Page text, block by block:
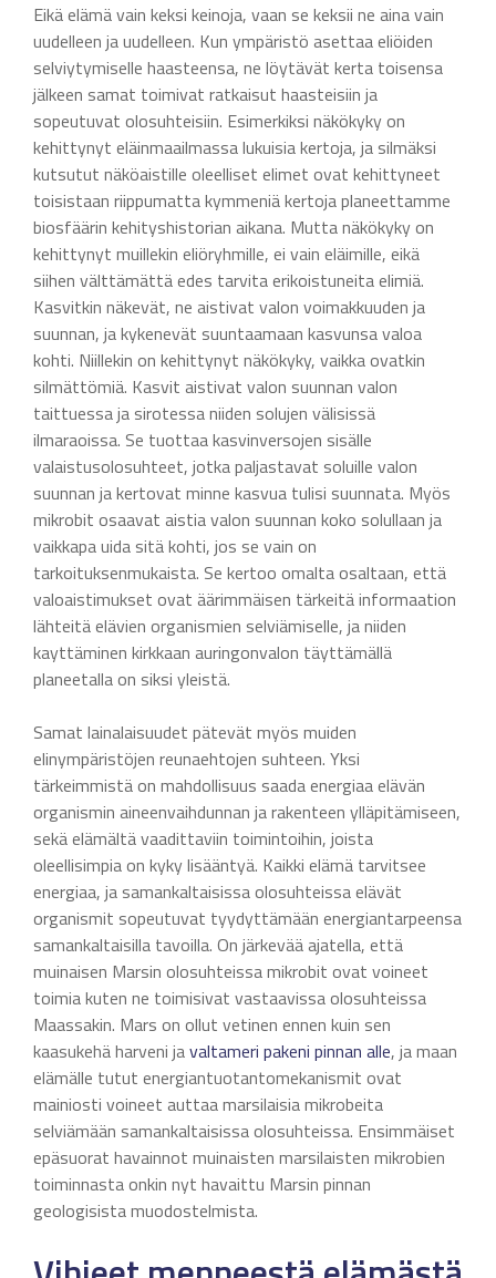
Eikä elämä vain keksi keinoja, vaan se keksii ne aina vain
uudelleen ja uudelleen. Kun ympäristö asettaa eliöiden
selviytymiselle haasteensa, ne löytävät kerta toisensa
jälkeen samat toimivat ratkaisut haasteisiin ja
sopeutuvat olosuhteisiin. Esimerkiksi näkökyky on
kehittynyt eläinmaailmassa lukuisia kertoja, ja silmäksi
kutsutut näköaistille oleelliset elimet ovat kehittyneet
toisistaan riippumatta kymmeniä kertoja planeettamme
biosfäärin kehityshistorian aikana. Mutta näkökyky on
kehittynyt muillekin eliöryhmille, ei vain eläimille, eikä
siihen välttämättä edes tarvita erikoistuneita elimiä.
Kasvitkin näkevät, ne aistivat valon voimakkuuden ja
suunnan, ja kykenevät suuntaamaan kasvunsa valoa
kohti. Niillekin on kehittynyt näkökyky, vaikka ovatkin
silmättömiä. Kasvit aistivat valon suunnan valon
taittuessa ja sirotessa niiden solujen välisissä
ilmaraoissa. Se tuottaa kasvinversojen sisälle
valaistusolosuhteet, jotka paljastavat soluille valon
suunnan ja kertovat minne kasvua tulisi suunnata. Myös
mikrobit osaavat aistia valon suunnan koko solullaan ja
vaikkapa uida sitä kohti, jos se vain on
tarkoituksenmukaista. Se kertoo omalta osaltaan, että
valoaistimukset ovat äärimmäisen tärkeitä informaation
lähteitä elävien organismien selviämiselle, ja niiden
kayttäminen kirkkaan auringonvalon täyttämällä
planeetalla on siksi yleistä.
Samat lainalaisuudet pätevät myös muiden
elinympäristöjen reunaehtojen suhteen. Yksi
tärkeimmistä on mahdollisuus saada energiaa elävän
organismin aineenvaihdunnan ja rakenteen ylläpitämiseen,
sekä elämältä vaadittaviin toimintoihin, joista
oleellisimpia on kyky lisääntyä. Kaikki elämä tarvitsee
energiaa, ja samankaltaisissa olosuhteissa elävät
organismit sopeutuvat tyydyttämään energiantarpeensa
samankaltaisilla tavoilla. On järkevää ajatella, että
muinaisen Marsin olosuhteissa mikrobit ovat voineet
toimia kuten ne toimisivat vastaavissa olosuhteissa
Maassakin. Mars on ollut vetinen ennen kuin sen
kaasukehä harveni javaltameri pakeni pinnan alle, ja maan
elämälle tutut energiantuotantomekanismit ovat
mainiosti voineet auttaa marsilaisia mikrobeita
selviämään samankaltaisissa olosuhteissa. Ensimmäiset
epäsuorat havainnot muinaisten marsilaisten mikrobien
toiminnasta onkin nyt havaittu Marsin pinnan
geologisista muodostelmista.